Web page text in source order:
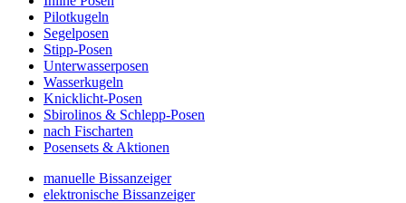
Pilotkugeln
Segelposen
Stipp-Posen
Unterwasserposen
Wasserkugeln
Knicklicht-Posen
Sbirolinos & Schlepp-Posen
nach Fischarten
Posensets & Aktionen
manuelle Bissanzeiger
elektronische Bissanzeiger